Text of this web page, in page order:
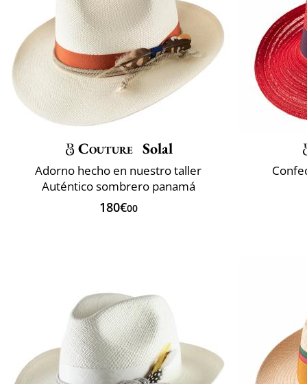
Couture Solal
Adorno hecho en nuestro taller
Auténtico sombrero panamá
180€00